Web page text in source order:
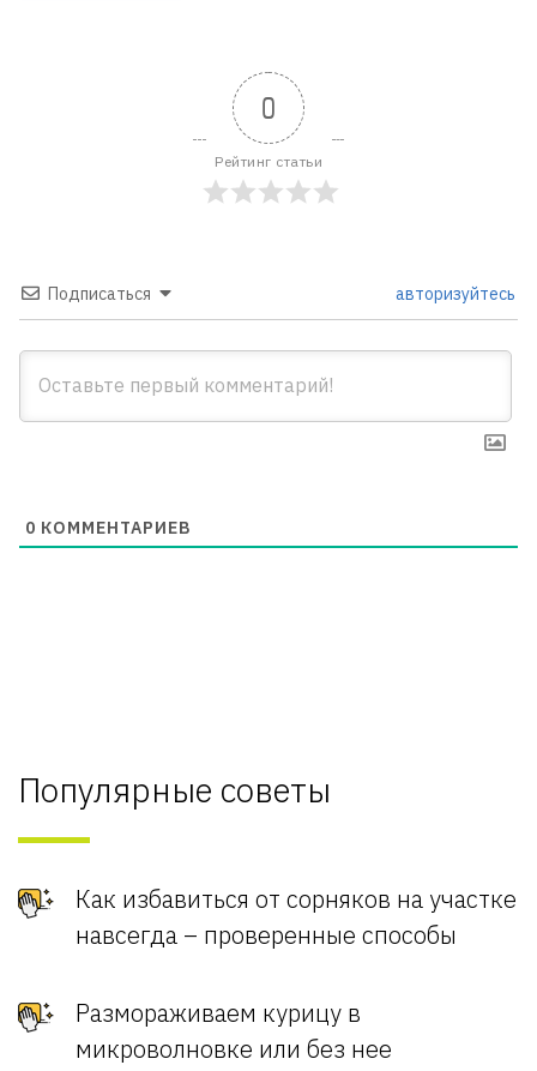
0
Рейтинг статьи
Подписаться авторизуйтесь
0 КОММЕНТАРИЕВ
Популярные советы
Как избавиться от сорняков на участке
навсегда – проверенные способы
Размораживаем курицу в
микроволновке или без нее